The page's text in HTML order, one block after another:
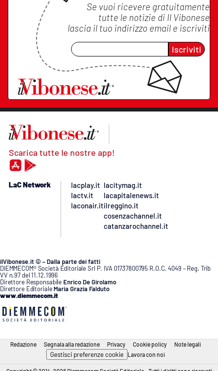
Se vuoi ricevere gratuitamente
tutte le notizie di Il Vibonese
lascia il tuo indirizzo email e iscriviti
Iscriviti
Scarica tutte le nostre app!
LaC Network
lacplay.it
lactv.it
laconair.it
lacitymag.it
lacapitalenews.it
ilreggino.it
cosenzachannel.it
catanzarochannel.it
ilVibonese.it © – Dalla parte dei fatti
DIEMMECOM® Società Editoriale Srl P. IVA 01737800795 R.O.C. 4049 – Reg. Trib
VV n.97 del 11.12.1996
Direttore Responsabile Enrico De Girolamo
Direttore Editoriale Maria Grazia Falduto
www.diemmecom.it
Redazione Segnala alla redazione Privacy Cookie policy Note legali
Gestisci preferenze cookie Lavora con noi